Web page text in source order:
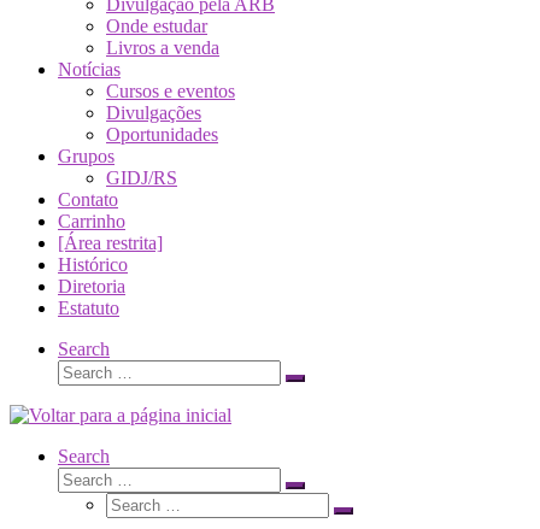
Divulgação pela ARB
Onde estudar
Livros a venda
Notícias
Cursos e eventos
Divulgações
Oportunidades
Grupos
GIDJ/RS
Contato
Carrinho
[Área restrita]
Histórico
Diretoria
Estatuto
Search
Search
Search
Search
Search
Search
Search
Search